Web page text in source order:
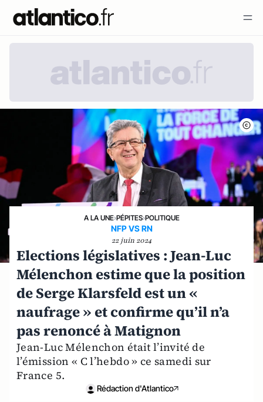
A LA UNE›PÉPITES›POLITIQUE
NFP VS RN
22 juin 2024
Elections législatives : Jean-Luc
Mélenchon estime que la position
de Serge Klarsfeld est un «
naufrage » et confirme qu’il n’a
pas renoncé à Matignon
Jean-Luc Mélenchon était l’invité de
l’émission « C l’hebdo » ce samedi sur
France 5.
Rédaction d'Atlantico